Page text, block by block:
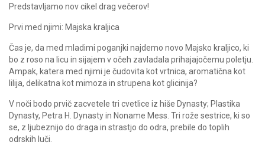
Predstavljamo nov cikel drag večerov!
Prvi med njimi: Majska kraljica
Čas je, da med mladimi poganjki najdemo novo Majsko kraljico, ki
bo z roso na licu in sijajem v očeh zavladala prihajajočemu poletju.
Ampak, katera med njimi je čudovita kot vrtnica, aromatična kot
lilija, delikatna kot mimoza in strupena kot glicinija?
V noči bodo prvič zacvetele tri cvetlice iz hiše Dynasty; Plastika
Dynasty, Petra H. Dynasty in Noname Mess. Tri rože sestrice, ki so
se, z ljubeznijo do draga in strastjo do odra, prebile do toplih
odrskih luči.